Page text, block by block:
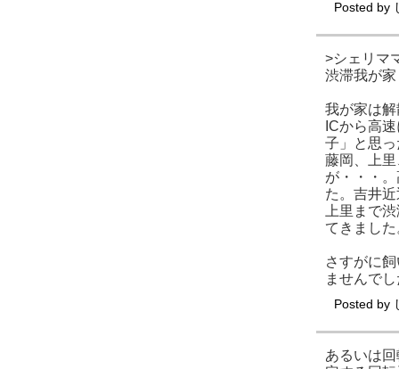
Posted by
>シェリマ
渋滞我が
我が家は
ICから高
子」と思
藤岡、上
が・・・
た。吉井
上里まで
てきまし
さすがに
ませんで
Posted by
あるいは